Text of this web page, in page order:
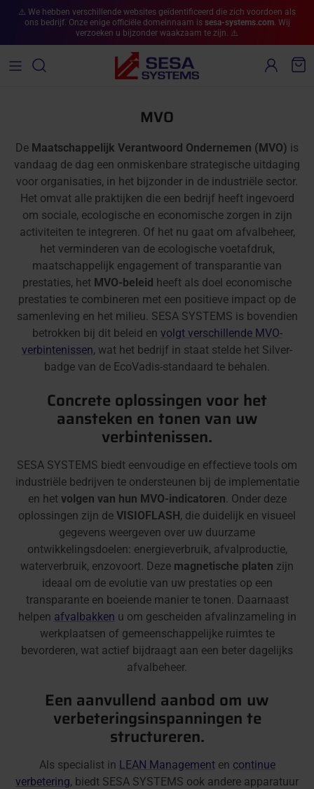
Ga naar inhoud
⚠️ We hebben verschillende websites geïdentificeerd die zich voordoen als
ons bedrijf. Onze enige officiële domeinnaam is sesa-systems.com. Wij
verzoeken u bijzonder waakzaam te zijn. ⚠️
Account
MVO
De Maatschappelijk Verantwoord Ondernemen (MVO) is
vandaag de dag een onmiskenbare strategische uitdaging
voor organisaties, in het bijzonder in de industriële sector.
Het omvat alle praktijken die een bedrijf heeft ingevoerd
om sociale, ecologische en economische zorgen in zijn
activiteiten te integreren. Of het nu gaat om afvalbeheer,
het verminderen van de ecologische voetafdruk,
maatschappelijk engagement of transparantie van
prestaties, het MVO-beleid heeft als doel economische
prestaties te combineren met een positieve impact op de
samenleving en het milieu. SESA SYSTEMS is bovendien
betrokken bij dit beleid en volgt verschillende MVO-
verbintenissen, wat het bedrijf in staat stelde het Silver-
badge van de EcoVadis-standaard te behalen.
Concrete oplossingen voor het
aansteken en tonen van uw
verbintenissen.
SESA SYSTEMS biedt eenvoudige en effectieve tools om
industriële bedrijven te ondersteunen bij de implementatie
en het volgen van hun MVO-indicatoren . Onder deze
oplossingen zijn de VISIOFLASH, die duidelijk en visueel
gegevens weergeven over uw duurzame
ontwikkelingsdoelen: energieverbruik, afvalproductie,
waterverbruik, enzovoort. Deze magnetische platen zijn
ideaal om de evolutie van uw prestaties op een
transparante en boeiende manier te tonen. Daarnaast
helpen afvalbakken u om gescheiden afvalinzameling in
werkplaatsen of gemeenschappelijke ruimtes te
bevorderen, wat actief bijdraagt aan een beter dagelijks
afvalbeheer.
Een aanvullend aanbod om uw
verbeteringsinspanningen te
structureren.
Als specialist in LEAN Managementen continue
verbetering, biedt SESA SYSTEMS ook andere apparatuur